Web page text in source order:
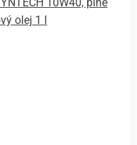
10W40, plně
olej 1 l